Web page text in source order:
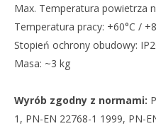
Max. Temperatura powietrza
Temperatura pracy: +60°C /
Stopień ochrony obudowy:
Masa: ~3 kg
Wyrób zgodny z normami:
1, PN-EN 22768-1 1999, PN-